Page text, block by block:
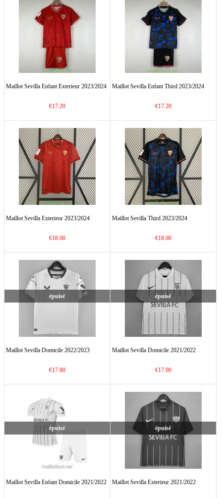
Maillot Sevilla Enfant Exterieur 2023/2024
€17.20
Maillot Sevilla Enfant Third 2023/2024
€17.20
Maillot Sevilla Exterieur 2023/2024
€18.00
Maillot Sevilla Third 2023/2024
€18.00
épuisé
Maillot Sevilla Domicile 2022/2023
€17.80
épuisé
Maillot Sevilla Domicile 2021/2022
€17.00
épuisé
Maillot Sevilla Enfant Domicile 2021/2022
épuisé
Maillot Sevilla Exterieur 2021/2022